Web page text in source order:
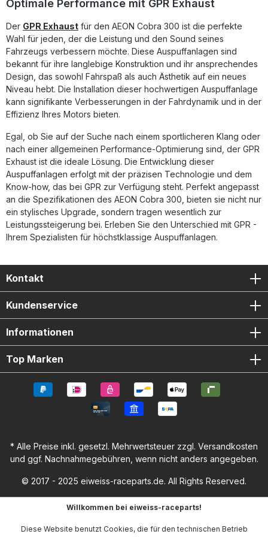
Installation in einer Fachwerkstatt empfohlen. Homologierte
Deutliche Leistungs- und Drehmomentsteigerung
Sportlicher, tiefer Soundcharakter Signifikante
Gewichtsreduzierung gegenüber der Serienanlage
Hergestellt in Italien und DIN-zertifiziert Lieferumfang: GPR
Deeptone Komplettauspuffanlage Herausnehmbarer db-
Killer Fahrzeugspezifische Halterungen Montagezubehör
Optimale Performance mit GPR Exhaust
Der GPR Exhaust für den AEON Cobra 300 ist die perfekte
Wahl für jeden, der die Leistung und den Sound seines
Fahrzeugs verbessern möchte. Diese Auspuffanlagen sind
bekannt für ihre langlebige Konstruktion und ihr ansprechendes
Design, das sowohl Fahrspaß als auch Ästhetik auf ein neues
Niveau hebt. Die Installation dieser hochwertigen Auspuffanlage
kann signifikante Verbesserungen in der Fahrdynamik und in der
Effizienz Ihres Motors bieten.
Egal, ob Sie auf der Suche nach einem sportlicheren Klang oder
nach einer allgemeinen Performance-Optimierung sind, der GPR
Exhaust ist die ideale Lösung. Die Entwicklung dieser
Auspuffanlagen erfolgt mit der präzisen Technologie und dem
Know-how, das bei GPR zur Verfügung steht. Perfekt angepasst
an die Spezifikationen des AEON Cobra 300, bieten sie nicht nur
ein stylisches Upgrade, sondern tragen wesentlich zur
Leistungssteigerung bei. Erleben Sie den Unterschied mit GPR -
Ihrem Spezialisten für höchstklassige Auspuffanlagen.
Kontakt
Kundenservice
Informationen
Top Marken
* Alle Preise inkl. gesetzl. Mehrwertsteuer zzgl. Versandkosten
und ggf. Nachnahmegebühren, wenn nicht anders angegeben.
© 2017 - 2025 eiweiss-raceparts.de. All Rights Reserved.
Willkommen bei eiweiss-raceparts!
Diese Website benutzt Cookies, die für den technischen Betrieb